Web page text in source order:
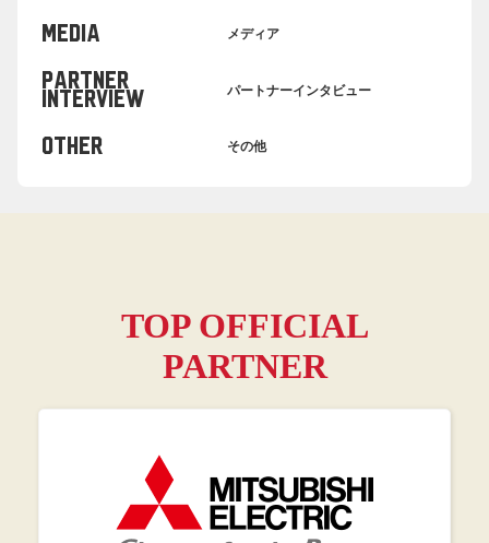
MEDIA メディア
PARTNER
INTERVIEW パートナーインタビュー
OTHER その他
TOP OFFICIAL
PARTNER